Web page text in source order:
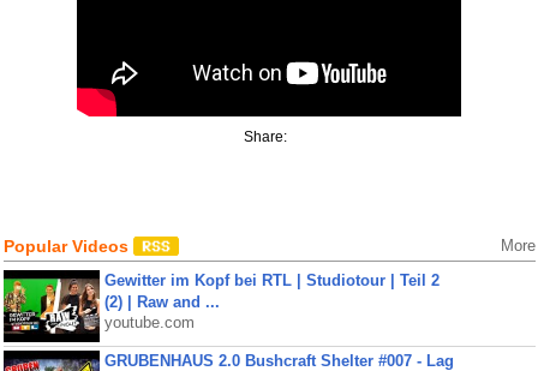
Share:
Popular Videos More
Gewitter im Kopf bei RTL | Studiotour | Teil 2
(2) | Raw and ...
youtube.com
GRUBENHAUS 2.0 Bushcraft Shelter #007 - Lag